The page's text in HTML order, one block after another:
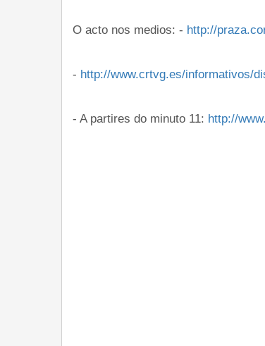
O acto nos medios: - http://
- http://www.crtvg.es/informativos/
- A partires do minuto 11: http://